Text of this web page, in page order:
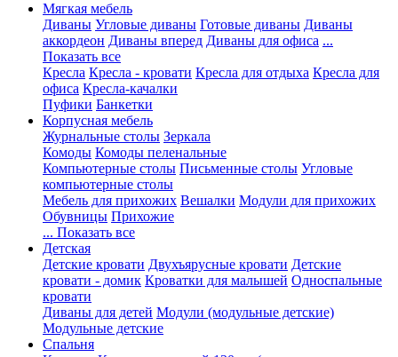
Мягкая мебель
Диваны Угловые диваны Готовые диваны Диваны
аккордеон Диваны вперед Диваны для офиса ...
Показать все
Кресла Кресла - кровати Кресла для отдыха Кресла для
офиса Кресла-качалки
Пуфики Банкетки
Корпусная мебель
Журнальные столы Зеркала
Комоды Комоды пеленальные
Компьютерные столы Письменные столы Угловые
компьютерные столы
Мебель для прихожих Вешалки Модули для прихожих
Обувницы Прихожие
... Показать все
Детская
Детские кровати Двухъярусные кровати Детские
кровати - домик Кроватки для малышей Односпальные
кровати
Диваны для детей Модули (модульные детские)
Модульные детские
Спальня